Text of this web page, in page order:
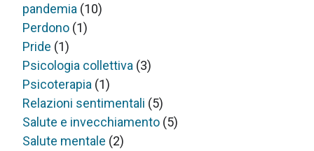
pandemia (10)
Perdono (1)
Pride (1)
Psicologia collettiva (3)
Psicoterapia (1)
Relazioni sentimentali (5)
Salute e invecchiamento (5)
Salute mentale (2)